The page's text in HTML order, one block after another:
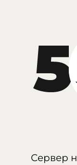
Сервер